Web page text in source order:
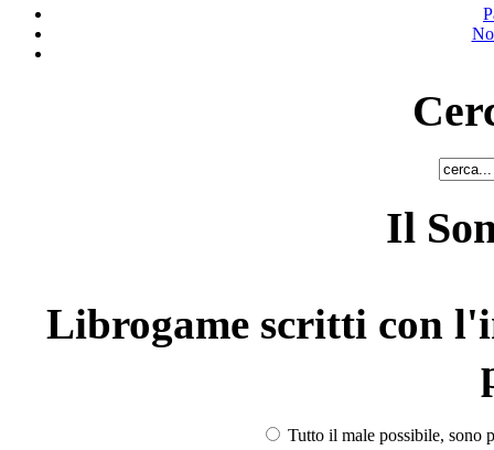
Il
Librogame scritti con
Tutto il male possibile, sono